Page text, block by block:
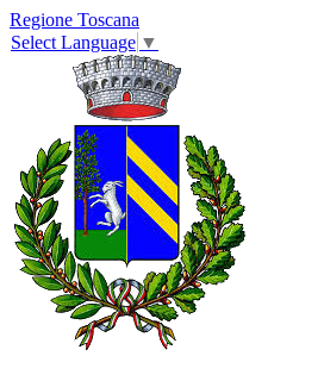
Regione Toscana
Select Language ▼